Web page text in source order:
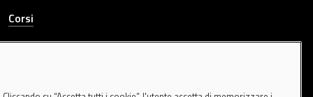
Corsi
Whistleblowing channel